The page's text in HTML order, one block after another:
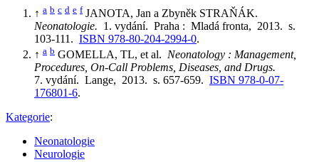
↑ a b c d e f JANOTA, Jan a Zbyněk STRAŇÁK.
Neonatologie. 1. vydání. Praha : Mladá fronta, 2013. s.
103-111. ISBN 978-80-204-2994-0.
↑ a b GOMELLA, TL, et al. Neonatology : Management,
Procedures, On-Call Problems, Diseases, and Drugs.
7. vydání. Lange, 2013. s. 657-659. ISBN 978-0-07-
176801-6.
Kategorie:
Neonatologie
Neurologie